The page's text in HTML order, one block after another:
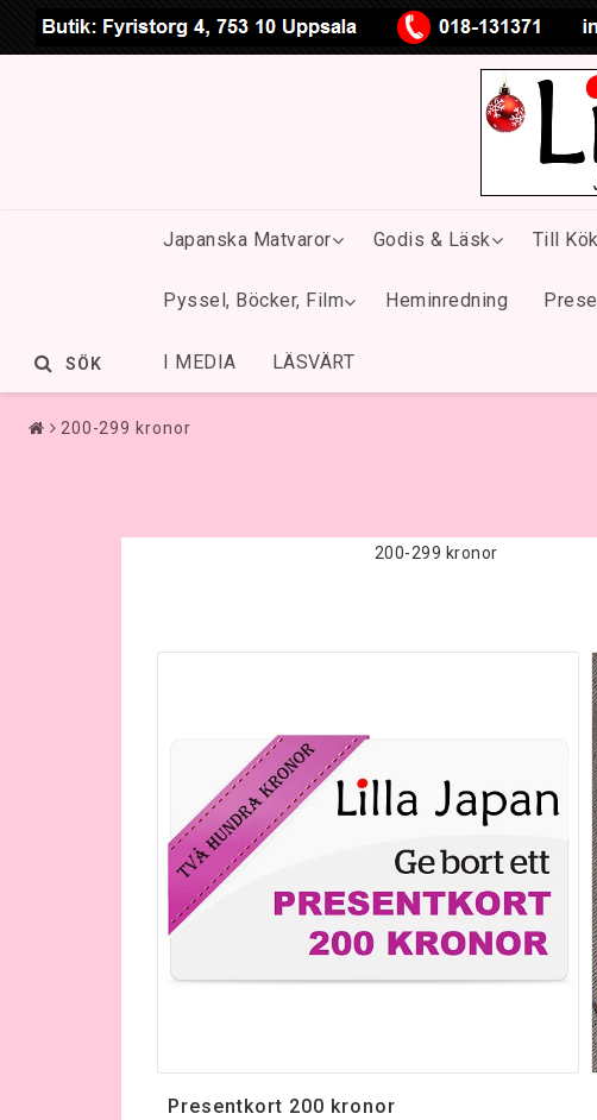
Japanska Matvaror Godis & Läsk Till
Pyssel, Böcker, Film Heminredning
I MEDIA LÄSVÄRT
SÖK
200-299 kronor
200-299 kronor
Presentkort 200 kronor